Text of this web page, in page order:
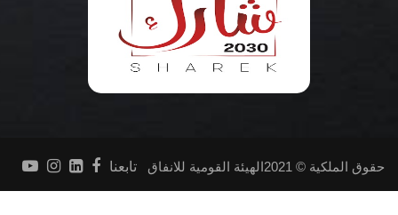
حقوق الملكية © 2021الهيئة القومية للانفاق تابعنا